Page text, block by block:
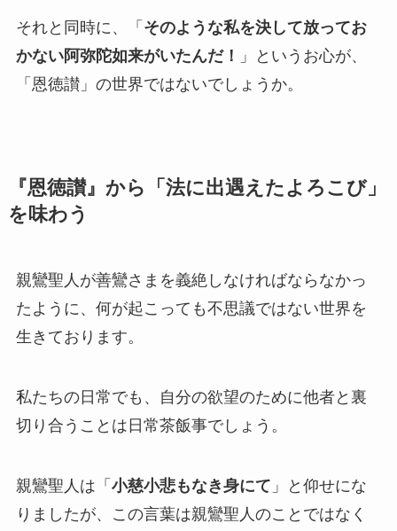
それと同時に、「 そのような私を決して放ってお
かない阿弥陀如来がいたんだ！
」というお心が、
「恩徳讃」の世界ではないでしょうか。
『恩徳讃』から「法に出遇えたよろこび」
を味わう
親鸞聖人が善鸞さまを義絶しなければならなかっ
たように、何が起こっても不思議ではない世界を
生きております。
私たちの日常でも、自分の欲望のために他者と裏
切り合うことは日常茶飯事でしょう。
親鸞聖人は「 小慈小悲もなき身にて 」と仰せにな
りましたが、この言葉は親鸞聖人のことではなく